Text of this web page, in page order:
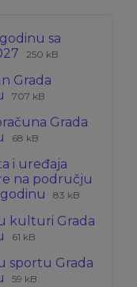
sa
Ekstenzija
xls
Veličina
250 kB
Grada
Ekstenzija
docx
Veličina
707 kB
Grada
Ekstenzija
docx
Veličina
68 kB
i uređaja
na području
Ekstenzija
docx
Veličina
83 kB
kulturi Grada
Ekstenzija
docx
Veličina
61 kB
sportu Grada
Ekstenzija
Veličina
59 kB